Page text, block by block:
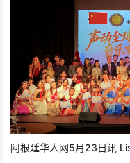
阿根廷华人网5月23日讯